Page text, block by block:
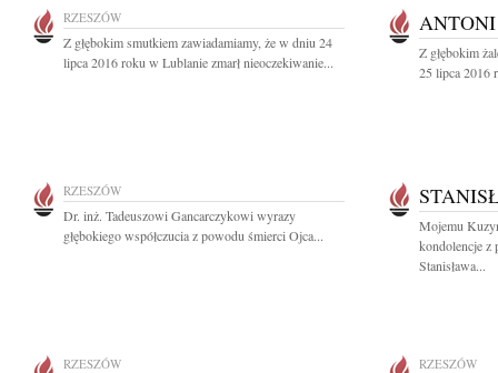
RZESZÓW
Z głębokim smutkiem zawiadamiamy, że w dniu 24
lipca 2016 roku w Lublanie zmarł nieoczekiwanie...
Z głębokim
25 lipca 2016
RZESZÓW
Dr. inż. Tadeuszowi Gancarczykowi wyrazy
głębokiego współczucia z powodu śmierci Ojca...
Mojemu
kondolencje z
Stanisława...
RZESZÓW RZESZÓW